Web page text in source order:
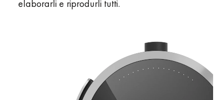
elaborarli e riprodurli tutti.